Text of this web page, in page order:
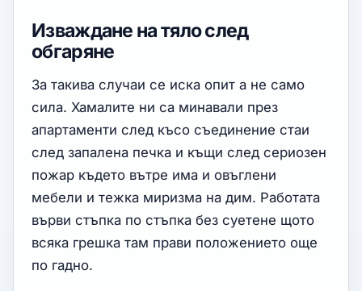
Изваждане на тяло след
обгаряне
За такива случаи се иска опит а не само
сила. Хамалите ни са минавали през
апартаменти след късо съединение стаи
след запалена печка и къщи след сериозен
пожар където вътре има и овъглени
мебели и тежка миризма на дим. Работата
върви стъпка по стъпка без суетене щото
всяка грешка там прави положението още
по гадно.